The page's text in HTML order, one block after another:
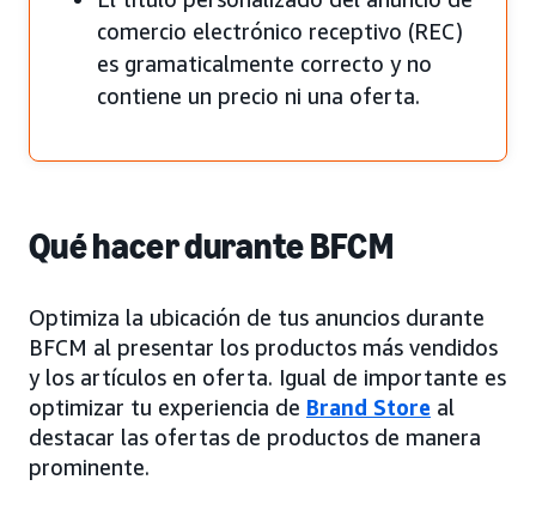
comercio electrónico receptivo (REC)
es gramaticalmente correcto y no
contiene un precio ni una oferta.
Qué hacer durante BFCM
Optimiza la ubicación de tus anuncios durante
BFCM al presentar los productos más vendidos
y los artículos en oferta. Igual de importante es
optimizar tu experiencia de Brand Store al
destacar las ofertas de productos de manera
prominente.